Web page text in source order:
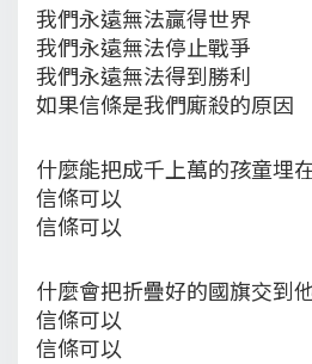
我們永遠無法贏得世界
我們永遠無法停止戰爭
我們永遠無法得到勝利
如果信條是我們廝殺的原因
什麼能把成千上萬的孩童埋
信條可以
信條可以
什麼會把折疊好的國旗交到
信條可以
信條可以